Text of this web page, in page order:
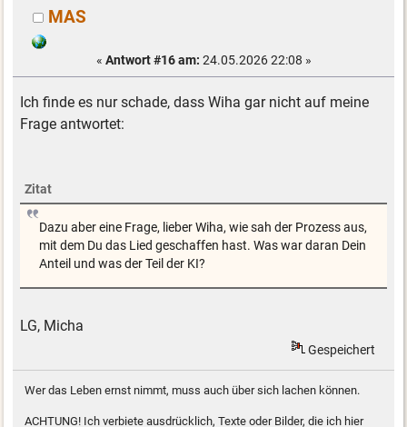
MAS
« Antwort #16 am: 24.05.2026 22:08 »
Ich finde es nur schade, dass Wiha gar nicht auf meine
Frage antwortet:
Zitat
Dazu aber eine Frage, lieber Wiha, wie sah der Prozess aus,
mit dem Du das Lied geschaffen hast. Was war daran Dein
Anteil und was der Teil der KI?
LG, Micha
Gespeichert
Wer das Leben ernst nimmt, muss auch über sich lachen können.
ACHTUNG! Ich verbiete ausdrücklich, Texte oder Bilder, die ich hier